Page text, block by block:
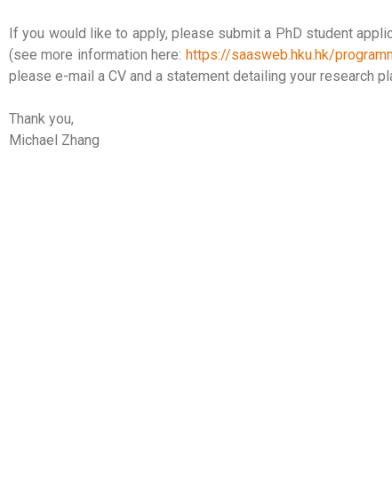
If you would like to apply, please submit a PhD student
(see more information here: https://saasweb.hku.hk/
please e-mail a CV and a statement detailing your research
Thank you,
Michael Zhang